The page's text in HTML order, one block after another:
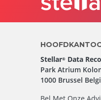
Stellar® Data
Park Atrium
1000 Brussel